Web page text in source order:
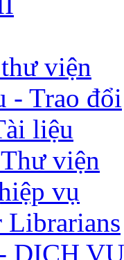
viện
- Trao đổi
liệu
viện
vụ
DỊCH VỤ